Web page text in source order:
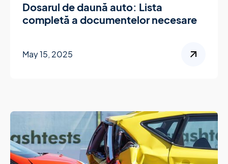
Dosarul de daună auto: Lista
completă a documentelor necesare
May 15, 2025